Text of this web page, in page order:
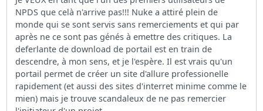
NPDS que celà n'arrive pas!!! Nuke a attiré plein de
monde qui se sont servis sans remerciements et qui par
après ne ce sont pas génés à emettre des critiques. La
deferlante de download de portail est en train de
descendre, à mon sens, et je l'espère. Il est vrais qu'un
portail permet de créer un site d'allure professionelle
rapidement (et aussi des sites d'interret minime comme le
mien) mais je trouve scandaleux de ne pas remercier